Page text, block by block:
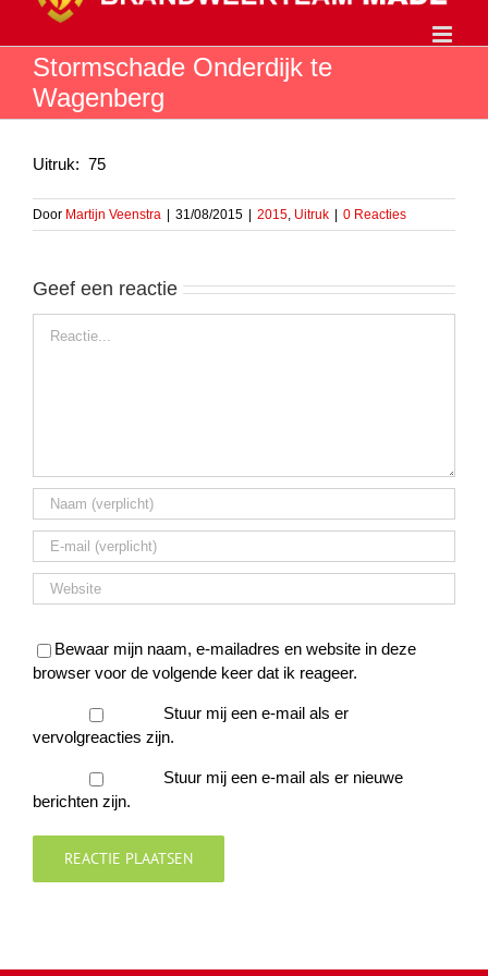
inhoudStormschade Onderdijk te
Wagenberg
Uitruk: 75
Door Martijn Veenstra 31/08/2015 2015, Uitruk 0 Reacties
Geef een reactie
Bewaar mijn naam, e-mailadres en website in deze
browser voor de volgende keer dat ik reageer.
Stuur mij een e-mail als er
vervolgreacties zijn.
Stuur mij een e-mail als er nieuwe
berichten zijn.